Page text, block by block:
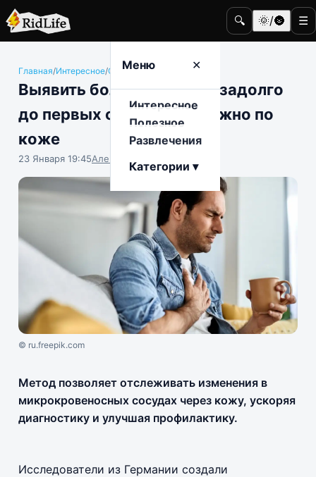
🔍 🌞/🌚 ☰
Меню ✕
Интересное
Полезное
Развлечения
Категории ▾
Главная/Интересное/Общество
Выявить болезни сердца задолго
до первых симптомов можно по
коже
23 Января 19:45Алена Антонова
© ru.freepik.com
Метод позволяет отслеживать изменения в
микрокровеносных сосудах через кожу, ускоряя
диагностику и улучшая профилактику.
Исследователи из Германии создали